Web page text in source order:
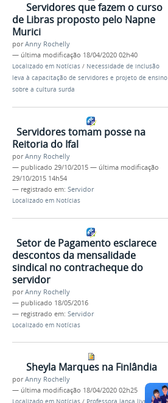
Servidores que fazem o curso
de Libras proposto pelo Napne
Murici
porAnny Rochelly
— última modificação 18/04/2020 02h40
Localizado em Notícias / Necessidade de inclusão
leva à capacitação de servidores e projeto de ensino
sobre a cultura surda
Servidores tomam posse na
Reitoria do Ifal
porAnny Rochelly
— publicado 29/10/2015 — última modificação
29/10/2015 14h54
— registrado em: Servidor
Localizado em Notícias
Setor de Pagamento esclarece
descontos da mensalidade
sindical no contracheque do
servidor
porAnny Rochelly
— publicado 18/05/2016
— registrado em: Servidor
Localizado em Notícias
Sheyla Marques na Finlândia
porAnny Rochelly
— última modificação 18/04/2020 02h25